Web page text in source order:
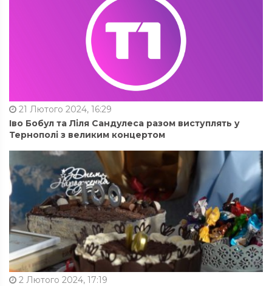
21 Лютого 2024, 16:29
Іво Бобул та Ліля Сандулеса разом виступлять у
Тернополі з великим концертом
2 Лютого 2024, 17:19